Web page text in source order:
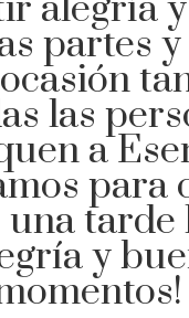
partes
las
a
para
tarde
y